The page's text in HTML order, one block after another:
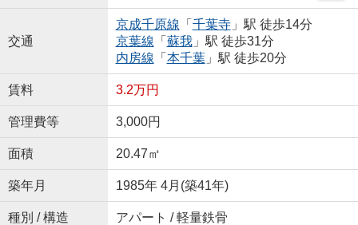
交通
京成千原線 「 千葉寺」駅 徒歩14分
京葉線 「 蘇我」駅 徒歩31分
内房線 「 本千葉」駅 徒歩20分
賃料 3.2万円
管理費等 3,000円
面積 20.47㎡
築年月 1985年 4月(築41年)
種別 / 構造 アパート / 軽量鉄骨